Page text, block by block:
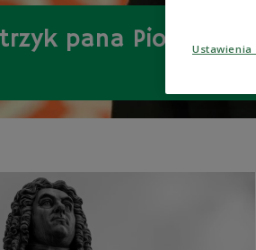
pana PiotraUstawienia